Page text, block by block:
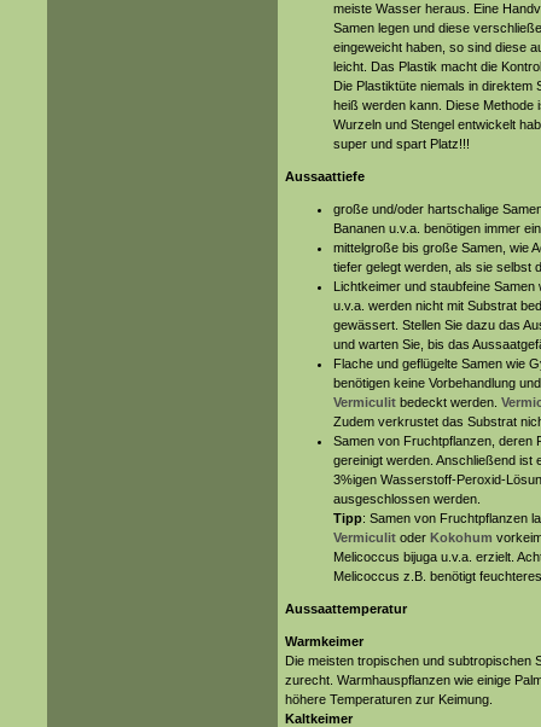
meiste Wasser heraus. Eine
Samen legen und diese
eingeweicht haben, so sind diese
leicht. Das Plastik macht die
Die Plastiktüte niemals in direktem
heiß werden kann. Diese Methode
Wurzeln und Stengel entwickelt
super und spart Platz!!!
Aussaattiefe
große und/oder hartschalige
Bananen u.v.a. benötigen immer
mittelgroße bis große Samen, wie
tiefer gelegt werden, als sie selbst
Lichtkeimer und staubfeine
u.v.a. werden nicht mit Substrat
gewässert. Stellen Sie dazu das
und warten Sie, bis das
Flache und geflügelte Samen wie
benötigen keine Vorbehandlung
Vermiculit bedeckt werden.
Zudem verkrustet das Substrat
Samen von Fruchtpflanzen, deren
gereinigt werden. Anschließend ist
3%igen Wasserstoff-Peroxid-
ausgeschlossen werden.
Tipp: Samen von Fruchtpflanzen
Vermiculit oder Kokohum
Melicoccus bijuga u.v.a. erzielt.
Melicoccus z.B. benötigt
Aussaattemperatur
Warmkeimer
Die meisten tropischen und subtropischen
zurecht. Warmhauspflanzen wie einige
höhere Temperaturen zur Keimung.
Kaltkeimer